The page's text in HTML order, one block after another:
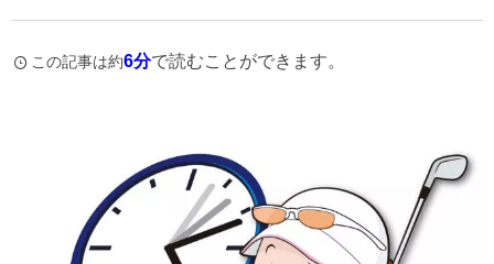
この記事は約6分で読むことができます。